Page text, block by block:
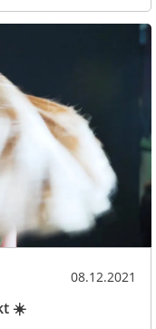
08.12.2021
☀️